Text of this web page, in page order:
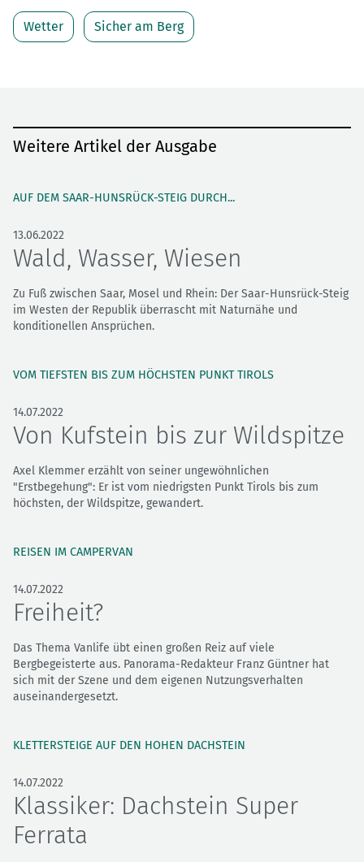
Wetter Sicher am Berg
Weitere Artikel der Ausgabe
AUF DEM SAAR-HUNSRÜCK-STEIG DURCH...
13.06.2022
Wald, Wasser, Wiesen
Zu Fuß zwischen Saar, Mosel und Rhein: Der Saar-Hunsrück-Steig
im Westen der Republik überrascht mit Naturnähe und
konditionellen Ansprüchen.
VOM TIEFSTEN BIS ZUM HÖCHSTEN PUNKT TIROLS
14.07.2022
Von Kufstein bis zur Wildspitze
Axel Klemmer erzählt von seiner ungewöhnlichen
"Erstbegehung": Er ist vom niedrigsten Punkt Tirols bis zum
höchsten, der Wildspitze, gewandert.
REISEN IM CAMPERVAN
14.07.2022
Freiheit?
Das Thema Vanlife übt einen großen Reiz auf viele
Bergbegeisterte aus. Panorama-Redakteur Franz Güntner hat
sich mit der Szene und dem eigenen Nutzungsverhalten
auseinandergesetzt.
KLETTERSTEIGE AUF DEN HOHEN DACHSTEIN
14.07.2022
Klassiker: Dachstein Super
Ferrata